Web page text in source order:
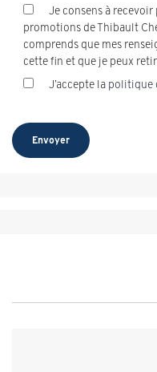
Je consens à
promotions de Thibault
comprends que mes
cette fin et que je peux
J’accepte la politique